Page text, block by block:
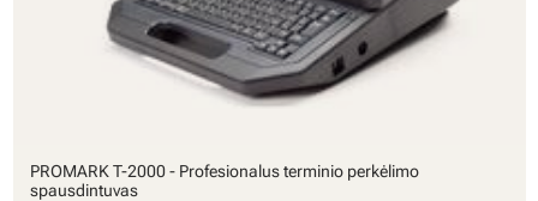
PROMARK T-2000 - Profesionalus terminio perkėlimo
spausdintuvas